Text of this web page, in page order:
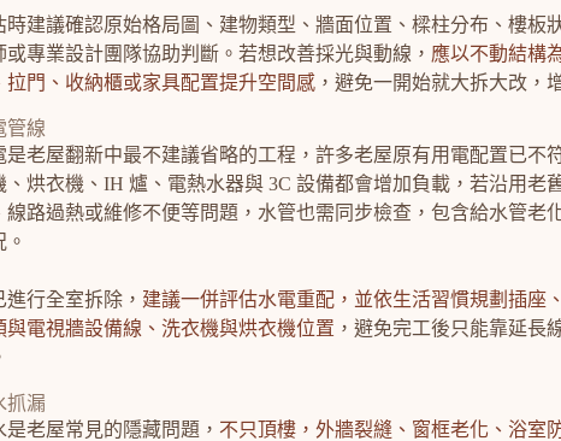
時建議確認原始格局圖、建物類型、牆面位置、樑柱分布、樓板
或專業設計團隊協助判斷。若想改善採光與動線， 應以不動結構
拉門、收納櫃或家具配置提升空間感 ，避免一開始就大拆大改，
管線
是老屋翻新中最不建議省略的工程，許多老屋原有用電配置已不
、烘衣機、IH 爐、電熱水器與 3C 設備都會增加負載，若沿用老
線路過熱或維修不便等問題，水管也需同步檢查，包含給水管老
進行全室拆除， 建議一併評估水電重配，並依生活習慣規劃插座
與電視牆設備線、洗衣機與烘衣機位置 ，避免完工後只能靠延長
抓漏
是老屋常見的隱藏問題， 不只頂樓，外牆裂縫、窗框老化、浴室